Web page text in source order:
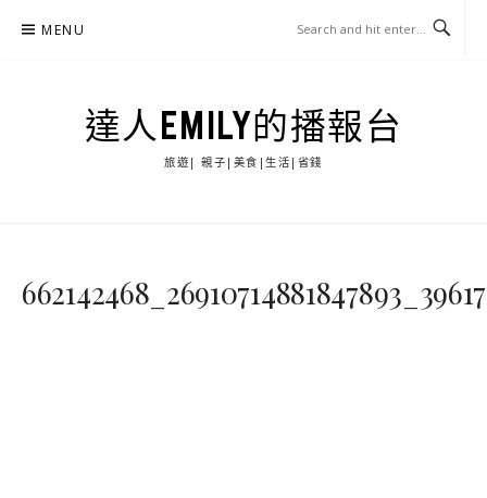
MENU
達人EMILY的播報台
旅遊| 親子|美食|生活|省錢